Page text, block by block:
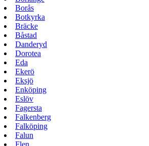
Borås
Botkyrka
Bräcke
Båstad
Danderyd
Dorotea
Eda
Ekerö
Eksjö
Enköping
Eslöv
Fagersta
Falkenberg
Falköping
Falun
Flen